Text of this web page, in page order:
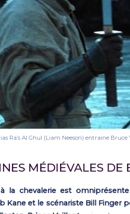
Ra’s Al Ghul (Liam Neeson) entraine
MÉDIÉVALES DE
la chevalerie est
Kane et le scénariste Bill Finger